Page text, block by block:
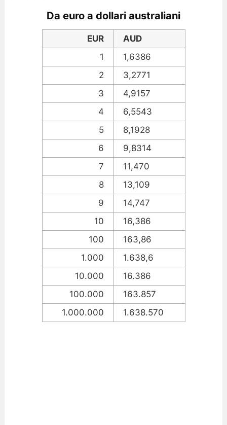
Da euro a dollari australiani
EUR
AUD
1
1,6386
2
3,2771
3
4,9157
4
6,5543
5
8,1928
6
9,8314
7
11,470
8
13,109
9
14,747
10
16,386
100
163,86
1.000
1.638,6
10.000
16.386
100.000
163.857
1.000.000
1.638.570